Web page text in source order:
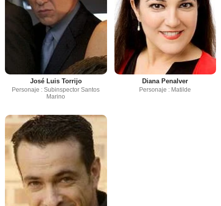
José Luis Torrijo
Personaje : Subinspector Santos
Marino
Diana Penalver
Personaje : Matilde